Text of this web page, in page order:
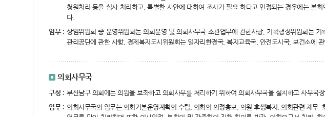
청원처리 등을 심사 처리하고, 특별한 사안에 대하여 조사가 필요 하다고 인정되는 경우에는 본
다.
임무 : 상임위원회 중 운영위원회는 의회운영 및 의회사무국 소관업무에 관한사항, 기획행정위원회는
관리공단에 관한 사항, 경제복지도시위원회는 일자리환경국, 복지교육국, 안전도시국, 보건소에
의회사무국
구성 : 부산남구 의회에는 의원을 보좌하고 의회사무를 처리하기 위하여 의회사무국을 설치하고 사무국
임무 : 의회사무국의 임무는 의회기본운영계획의 수립, 의회의 의정홍보, 의원 후생복지, 의회관련 재무·